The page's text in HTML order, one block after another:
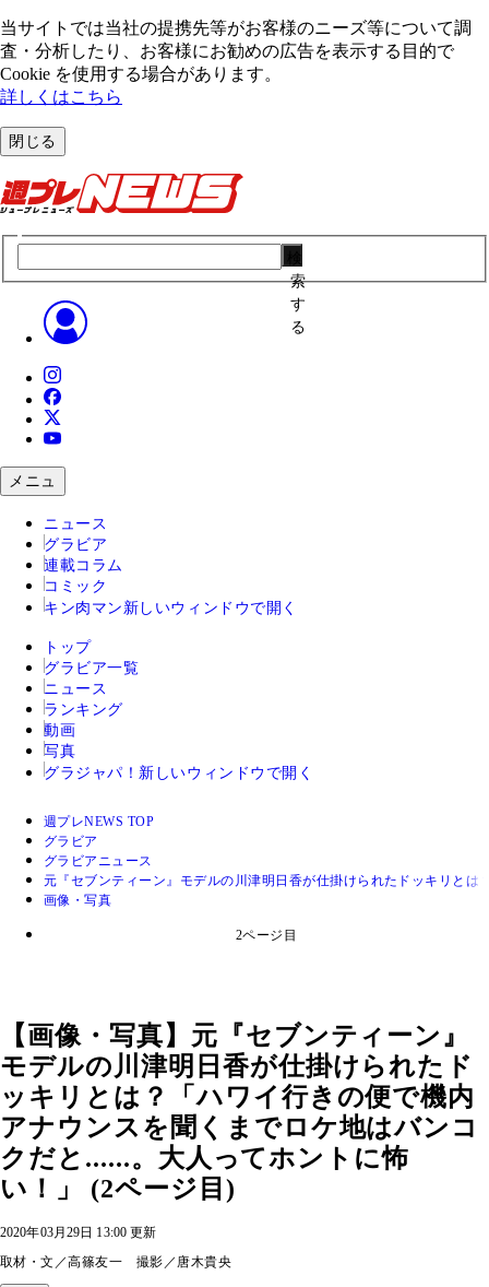
当サイトでは当社の提携先等がお客様のニーズ等について調
査・分析したり、お客様にお勧めの広告を表⽰する⽬的で
Cookie を使⽤する場合があります。
詳しくはこちら
閉じる
索
す
る
メニュ
ニュース
グラビア
連載コラム
コミック
キン肉マン 新しいウィンドウで開く
トップ
グラビア一覧
ニュース
ランキング
動画
写真
グラジャパ！ 新しいウィンドウで開く
週プレNEWS TOP
グラビア
グラビアニュース
元『セブンティーン』モデルの川津明日香が仕掛けられたドッキリと
画像・写真
2ページ目
【画像・写真】元『セブンティーン』
モデルの川津明日香が仕掛けられたド
ッキリとは？「ハワイ行きの便で機内
アナウンスを聞くまでロケ地はバンコ
クだと......。大人ってホントに怖
い！」 (2ページ目)
2020年03月29日 13:00 更新
取材・文／高篠友一 撮影／唐木貴央